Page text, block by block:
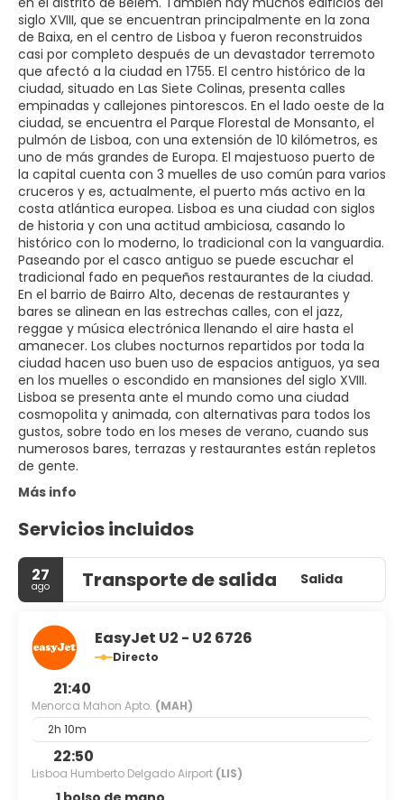
siglo XVIII, que se encuentran principalmente en la zona
de Baixa, en el centro de Lisboa y fueron reconstruidos
casi por completo después de un devastador terremoto
que afectó a la ciudad en 1755. El centro histórico de la
ciudad, situado en Las Siete Colinas, presenta calles
empinadas y callejones pintorescos. En el lado oeste de la
ciudad, se encuentra el Parque Florestal de Monsanto, el
pulmón de Lisboa, con una extensión de 10 kilómetros, es
uno de más grandes de Europa. El majestuoso puerto de
la capital cuenta con 3 muelles de uso común para varios
cruceros y es, actualmente, el puerto más activo en la
costa atlántica europea. Lisboa es una ciudad con siglos
de historia y con una actitud ambiciosa, casando lo
histórico con lo moderno, lo tradicional con la vanguardia.
Paseando por el casco antiguo se puede escuchar el
tradicional fado en pequeños restaurantes de la ciudad.
En el barrio de Bairro Alto, decenas de restaurantes y
bares se alinean en las estrechas calles, con el jazz,
reggae y música electrónica llenando el aire hasta el
amanecer. Los clubes nocturnos repartidos por toda la
ciudad hacen uso buen uso de espacios antiguos, ya sea
en los muelles o escondido en mansiones del siglo XVIII.
Lisboa se presenta ante el mundo como una ciudad
cosmopolita y animada, con alternativas para todos los
gustos, sobre todo en los meses de verano, cuando sus
numerosos bares, terrazas y restaurantes están repletos
de gente.
Más info
Servicios incluidos
27
ago Transporte de salida Salida
EasyJet U2 - U2 6726
Directo
21:40
Menorca Mahon Apto. (MAH)
2h 10m
22:50
Lisboa Humberto Delgado Airport (LIS)